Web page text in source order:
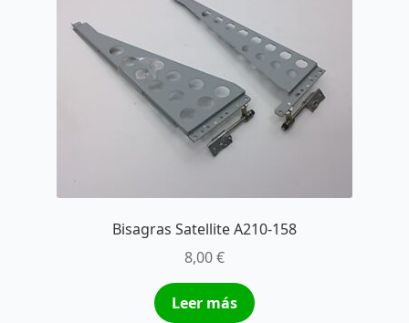
Bisagras Satellite A210-158
8,00€
Leer más